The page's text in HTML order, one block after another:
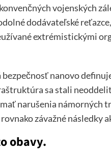
vojenských
dodávateľské
extrémistickými
nanovo
sa stali
narušenia námorných
závažné následky
obavy.